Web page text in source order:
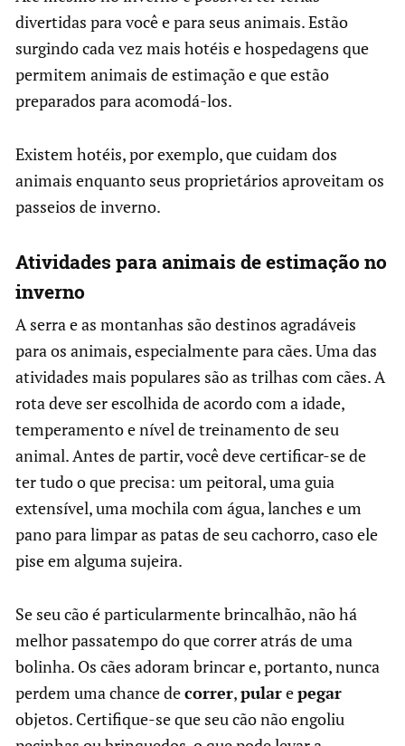
divertidas para você e para seus animais. Estão
surgindo cada vez mais hotéis e hospedagens que
permitem animais de estimação e que estão
preparados para acomodá-los.
Existem hotéis, por exemplo, que cuidam dos
animais enquanto seus proprietários aproveitam os
passeios de inverno.
Atividades para animais de estimação no
inverno
A serra e as montanhas são destinos agradáveis
para os animais, especialmente para cães. Uma das
atividades mais populares são as trilhas com cães. A
rota deve ser escolhida de acordo com a idade,
temperamento e nível de treinamento de seu
animal. Antes de partir, você deve certificar-se de
ter tudo o que precisa: um peitoral, uma guia
extensível, uma mochila com água, lanches e um
pano para limpar as patas de seu cachorro, caso ele
pise em alguma sujeira.
Se seu cão é particularmente brincalhão, não há
melhor passatempo do que correr atrás de uma
bolinha. Os cães adoram brincar e, portanto, nunca
perdem uma chance decorrer,pularepegar
objetos. Certifique-se que seu cão não engoliu